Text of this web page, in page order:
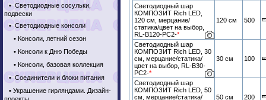
•Светодиодные сосульки,
подвески
•Светодиодные консоли
• Консоли, летний сезон
• Консоли к Дню Победы
• Консоли, базовая коллекция
•Соединители и блоки питания
• Украшение гирляндами. Дизайн-
Светодиодный шар
КОМПОЗИТ Rich LED,
120 см, мерцание/
статика/цвет на выбор,
RL-B120-PC2-*
120 см 500
Светодиодный шар
КОМПОЗИТ Rich LED, 30
см, мерцание/статика/
цвет на выбор, RL-B30-
PC2-*
30 см 100
Светодиодный шар
КОМПОЗИТ Rich LED, 50
см, мерцание/статика/
50 см 200